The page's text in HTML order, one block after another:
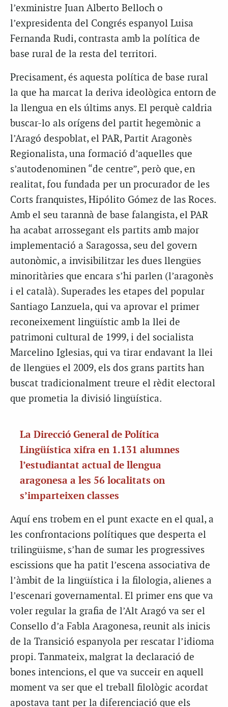
l’exministre Juan Alberto Belloch o
l’expresidenta del Congrés espanyol Luisa
Fernanda Rudi, contrasta amb la política de
base rural de la resta del territori.
Precisament, és aquesta política de base rural
la que ha marcat la deriva ideològica entorn de
la llengua en els últims anys. El perquè caldria
buscar-lo als orígens del partit hegemònic a
l’Aragó despoblat, el PAR, Partit Aragonès
Regionalista, una formació d’aquelles que
s’autodenominen “de centre”, però que, en
realitat, fou fundada per un procurador de les
Corts franquistes, Hipólito Gómez de las Roces.
Amb el seu tarannà de base falangista, el PAR
ha acabat arrossegant els partits amb major
implementació a Saragossa, seu del govern
autonòmic, a invisibilitzar les dues llengües
minoritàries que encara s’hi parlen (l’aragonès
i el català). Superades les etapes del popular
Santiago Lanzuela, qui va aprovar el primer
reconeixement lingüístic amb la llei de
patrimoni cultural de 1999, i del socialista
Marcelino Iglesias, qui va tirar endavant la llei
de llengües el 2009, els dos grans partits han
buscat tradicionalment treure el rèdit electoral
que prometia la divisió lingüística.
La Direcció General de Política
Lingüística xifra en 1.131 alumnes
l’estudiantat actual de llengua
aragonesa a les 56 localitats on
s’imparteixen classes
Aquí ens trobem en el punt exacte en el qual, a
les confrontacions polítiques que desperta el
trilingüisme, s’han de sumar les progressives
escissions que ha patit l’escena associativa de
l’àmbit de la lingüística i la filologia, alienes a
l’escenari governamental. El primer ens que va
voler regular la grafia de l’Alt Aragó va ser el
Consello d’a Fabla Aragonesa, reunit als inicis
de la Transició espanyola per rescatar l’idioma
propi. Tanmateix, malgrat la declaració de
bones intencions, el que va succeir en aquell
moment va ser que el treball filològic acordat
apostava tant per la diferenciació que els